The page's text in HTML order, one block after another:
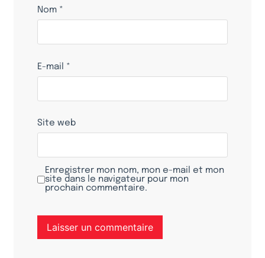
Nom *
E-mail *
Site web
Enregistrer mon nom, mon e-mail et mon
site dans le navigateur pour mon
prochain commentaire.